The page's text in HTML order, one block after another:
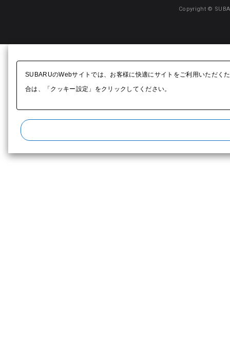
Copyright ©
SUBARUのWebサイトでは、お客様に快適にサイトをご利用いただく
合は、「クッキー設定」をクリックしてください。​